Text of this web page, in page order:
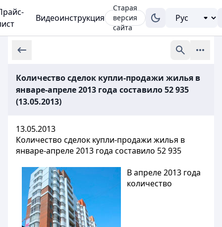
Видеоинструкция
Старая
версия
сайта
Количество сделок купли-продажи жилья в
январе-апреле 2013 года составило 52 935
(13.05.2013)
13.05.2013
Количество сделок купли-продажи жилья в
январе-апреле 2013 года составило 52 935
В апреле 2013 года
количество